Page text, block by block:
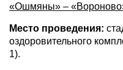
«Ошмяны» –
Место проведения:
оздоровительного
1).